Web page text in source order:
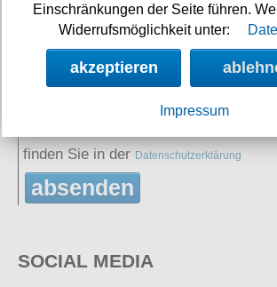
2+5=
Sie erklären sich damit
Daten zur Bearbeitung Ihres
werden. Weitere Informationen und
finden Sie in der Datenschutzerklärung
absenden
SOCIAL MEDIA
Einschränkungen der Seite führen.
Widerrufsmöglichkeit unter:
akzeptieren
Impressum